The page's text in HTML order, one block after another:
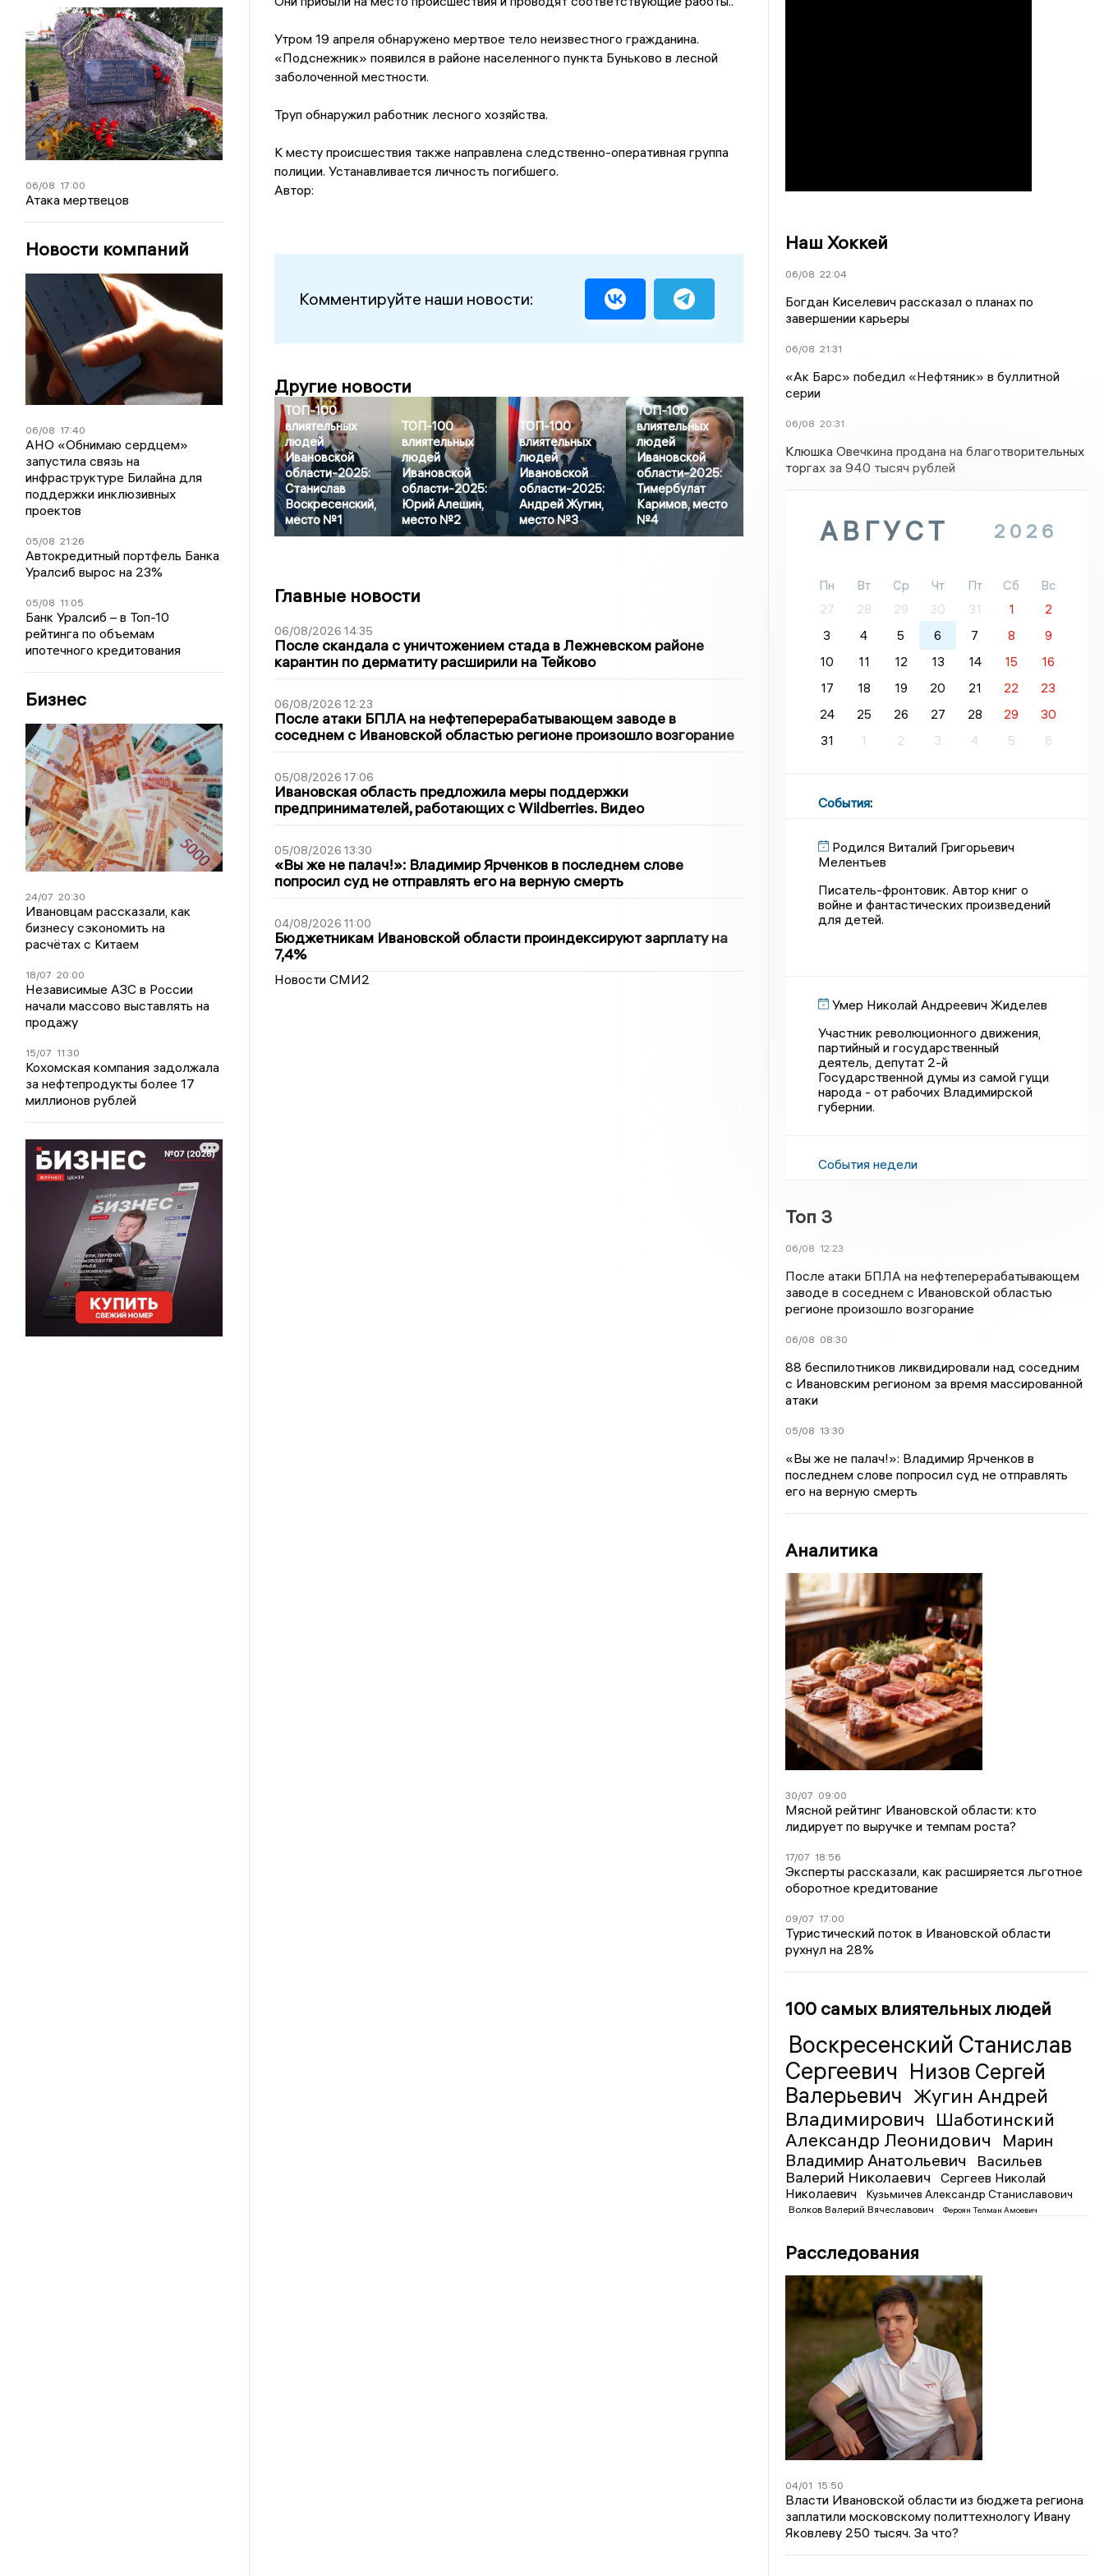
06/08 17:00
Атака мертвецов
Новости компаний
06/08 17:40
АНО «Обнимаю сердцем»
запустила связь на
инфраструктуре Билайна для
поддержки инклюзивных
проектов
05/08 21:26
Автокредитный портфель Банка
Уралсиб вырос на 23%
05/08 11:05
Банк Уралсиб – в Топ-10
рейтинга по объемам
ипотечного кредитования
Бизнес
24/07 20:30
Ивановцам рассказали, как
бизнесу сэкономить на
расчётах с Китаем
18/07 20:00
Независимые АЗС в России
начали массово выставлять на
продажу
15/07 11:30
Кохомская компания задолжала
за нефтепродукты более 17
миллионов рублей
Утром 19 апреля обнаружено мертвое тело неизвестного гражданина.
«Подснежник» появился в районе населенного пункта Буньково в лесной
заболоченной местности.
Труп обнаружил работник лесного хозяйства.
К месту происшествия также направлена следственно-оперативная группа
полиции. Устанавливается личность погибшего.
Автор:
Комментируйте наши новости:
Другие новости
ТОП-100
влиятельных
людей
Ивановской
области-2025:
Станислав
Воскресенский,
место №1
ТОП-100
влиятельных
людей
Ивановской
области-2025:
Юрий Алешин,
место №2
ТОП-100
влиятельных
людей
Ивановской
области-2025:
Андрей Жугин,
место №3
ТОП-100
влиятельных
людей
Ивановской
области-2025:
Тимербулат
Каримов, место
№4
Главные новости
06/08/2026 14:35
После скандала с уничтожением стада в Лежневском районе
карантин по дерматиту расширили на Тейково
06/08/2026 12:23
После атаки БПЛА на нефтеперерабатывающем заводе в
соседнем с Ивановской областью регионе произошло возгорание
05/08/2026 17:06
Ивановская область предложила меры поддержки
предпринимателей, работающих с Wildberries. Видео
05/08/2026 13:30
«Вы же не палач!»: Владимир Ярченков в последнем слове
попросил суд не отправлять его на верную смерть
04/08/2026 11:00
Бюджетникам Ивановской области проиндексируют зарплату на
7,4%
Новости СМИ2
Наш Хоккей
06/08 22:04
Богдан Киселевич рассказал о планах по
завершении карьеры
06/08 21:31
«Ак Барс» победил «Нефтяник» в буллитной
серии
06/08 20:31
Клюшка Овечкина продана на благотворительных
торгах за 940 тысяч рублей
АВГУСТ 2026
Пн Вт Ср Чт Пт Сб
Вс
27
28 29 30 31 1
2
3
4 5 6 7 8
9
10
11 12 13 14 15
16
17
18 19 20 21 22
23
24
25 26 27 28 29
30
31
1 2 3 4 5 6
События:
Родился Виталий Григорьевич
Мелентьев
Писатель-фронтовик. Автор книг о
войне и фантастических произведений
для детей.
Умер Николай Андреевич Жиделев
Участник революционного движения,
партийный и государственный
деятель, депутат 2-й
Государственной думы из самой гущи
народа - от рабочих Владимирской
губернии.
События недели
Топ 3
06/08 12:23
После атаки БПЛА на нефтеперерабатывающем
заводе в соседнем с Ивановской областью
регионе произошло возгорание
06/08 08:30
88 беспилотников ликвидировали над соседним
с Ивановским регионом за время массированной
атаки
05/08 13:30
«Вы же не палач!»: Владимир Ярченков в
последнем слове попросил суд не отправлять
его на верную смерть
Аналитика
30/07 09:00
Мясной рейтинг Ивановской области: кто
лидирует по выручке и темпам роста?
17/07 18:56
Эксперты рассказали, как расширяется льготное
оборотное кредитование
09/07 17:00
Туристический поток в Ивановской области
рухнул на 28%
100 самых влиятельных людей
Воскресенский Станислав
Сергеевич Низов Сергей
Валерьевич Жугин Андрей
Владимирович
Шаботинский
Александр Леонидович
Марин
Владимир Анатольевич
Васильев
Валерий Николаевич
Сергеев Николай
Николаевич
Кузьмичев Александр Станиславович
Волков Валерий Вячеславович Фероян Телман Амоевич
Расследования
04/01 15:50
Власти Ивановской области из бюджета региона
заплатили московскому политтехнологу Ивану
Яковлеву 250 тысяч. За что?